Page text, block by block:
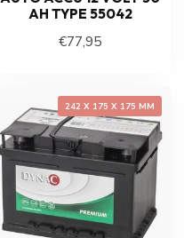
AH TYPE 55042
€77,95
242 X 175 X 175 MM